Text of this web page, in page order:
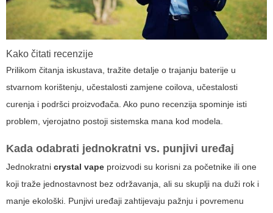
Kako čitati recenzije
Prilikom čitanja iskustava, tražite detalje o trajanju baterije u
stvarnom korištenju, učestalosti zamjene coilova, učestalosti
curenja i podršci proizvođača. Ako puno recenzija spominje isti
problem, vjerojatno postoji sistemska mana kod modela.
Kada odabrati jednokratni vs. punjivi uređaj
Jednokratni crystal vape proizvodi su korisni za početnike ili one
koji traže jednostavnost bez održavanja, ali su skuplji na duži rok i
manje ekološki. Punjivi uređaji zahtijevaju pažnju i povremenu